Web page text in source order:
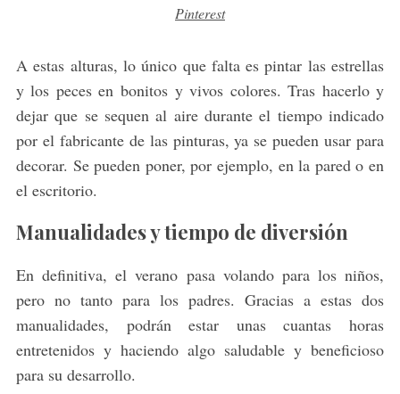
Pinterest
A estas alturas, lo único que falta es pintar las estrellas
y los peces en bonitos y vivos colores. Tras hacerlo y
dejar que se sequen al aire durante el tiempo indicado
por el fabricante de las pinturas, ya se pueden usar para
decorar. Se pueden poner, por ejemplo, en la pared o en
el escritorio.
Manualidades y tiempo de diversión
En definitiva, el verano pasa volando para los niños,
pero no tanto para los padres. Gracias a estas dos
manualidades, podrán estar unas cuantas horas
entretenidos y haciendo algo saludable y beneficioso
para su desarrollo.